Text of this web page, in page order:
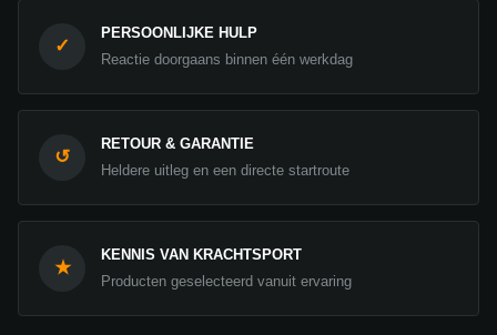
✓
PERSOONLIJKE HULP
Reactie doorgaans binnen één werkdag
↺
RETOUR & GARANTIE
Heldere uitleg en een directe startroute
★
KENNIS VAN KRACHTSPORT
Producten geselecteerd vanuit ervaring